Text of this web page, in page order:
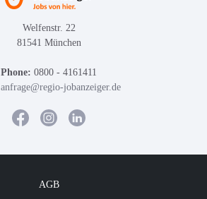
Welfenstr. 22
81541 München
Phone: 0800 - 4161411
anfrage@regio-jobanzeiger.de
AGB